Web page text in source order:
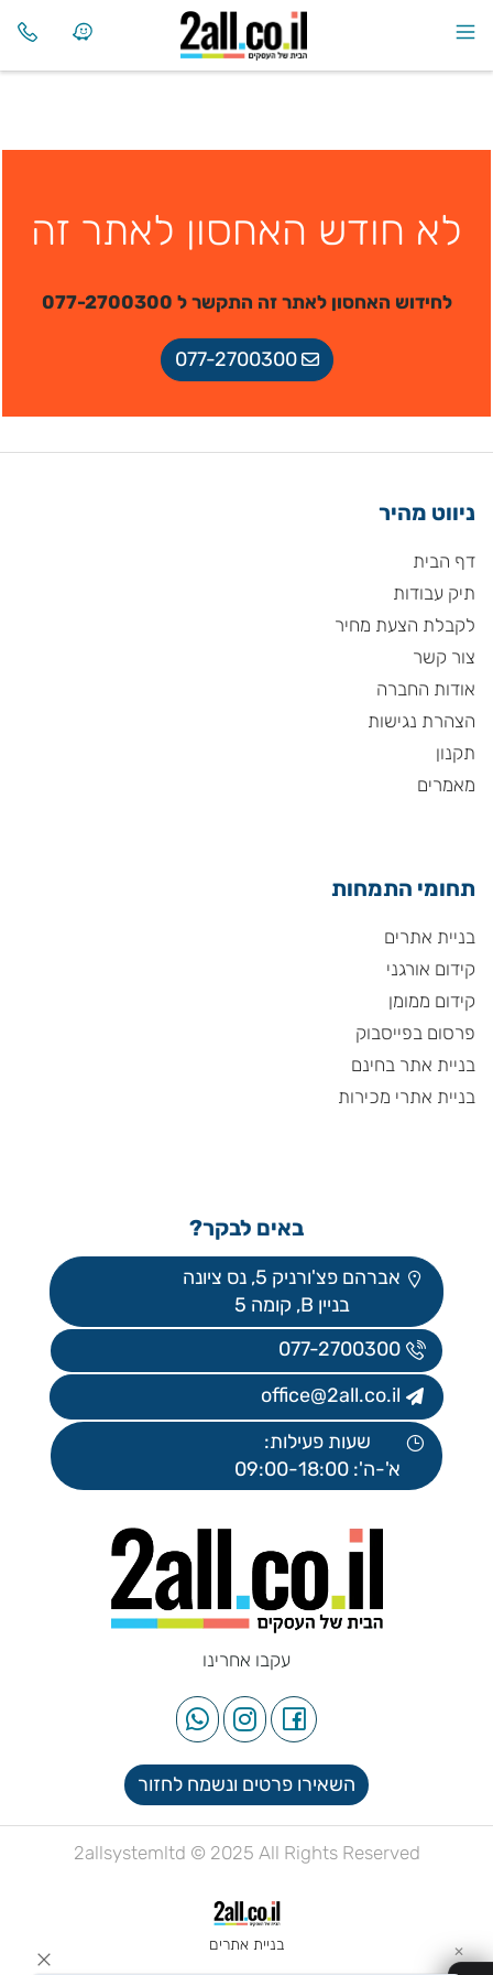
לא חודש האחסון לאתר זה
לחידוש האחסון לאתר זה התקשר ל 077-2700300
077-2700300
ניווט מהיר
דף הבית
תיק עבודות
לקבלת הצעת מחיר
צור קשר
אודות החברה
הצהרת נגישות
תקנון
מאמרים
תחומי התמחות
בניית אתרים
קידום אורגני
קידום ממומן
פרסום בפייסבוק
בניית אתר בחינם
בניית אתרי מכירות
באים לבקר?
אברהם פצ'ורניק 5, נס ציונה
בניין B, קומה 5
077-2700300
office@2all.co.il
שעות פעילות:
א'-ה': 09:00-18:00
עקבו אחרינו
השאירו פרטים ונשמח לחזור
2allsystemltd © 2025 All Rights Reserved
בניית אתרים ✕